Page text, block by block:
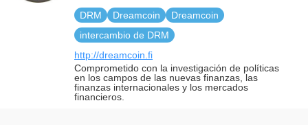
DRM Dreamcoin
Dreamcoin
intercambio de DRM
http://dreamcoin.fi
Comprometido con la investigación de políticas
en los campos de las nuevas finanzas, las
finanzas internacionales y los mercados
financieros.